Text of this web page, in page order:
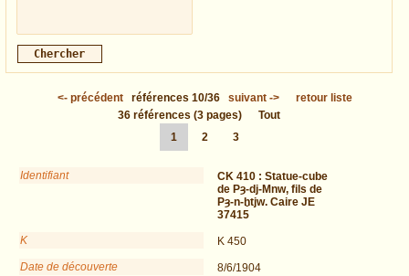
<- précédent références 10/36 suivant->
retour liste
36 références (3 pages)
Tout
1
2 3
Identifiant CK 410 : Statue-cube
de Pȝ-dj-Mnw, fils de
Pȝ-n-ḫtjw. Caire JE
37415
K
K 450
Date de découverte
8/6/1904